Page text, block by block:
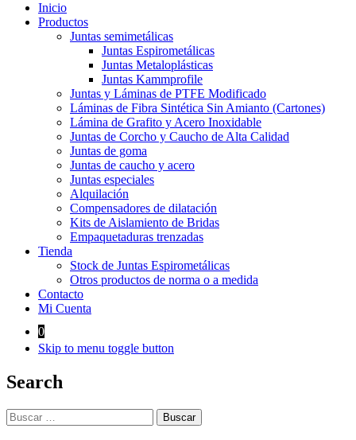
Inicio
Productos
Juntas semimetálicas
Juntas Espirometálicas
Juntas Metaloplásticas
Juntas Kammprofile
Juntas y Láminas de PTFE Modificado
Láminas de Fibra Sintética Sin Amianto (Cartones)
Lámina de Grafito y Acero Inoxidable
Juntas de Corcho y Caucho de Alta Calidad
Juntas de goma
Juntas de caucho y acero
Juntas especiales
Alquilación
Compensadores de dilatación
Kits de Aislamiento de Bridas
Empaquetaduras trenzadas
Tienda
Stock de Juntas Espirometálicas
Otros productos de norma o a medida
Contacto
Mi Cuenta
0
Skip to menu toggle button
Search
Buscar: